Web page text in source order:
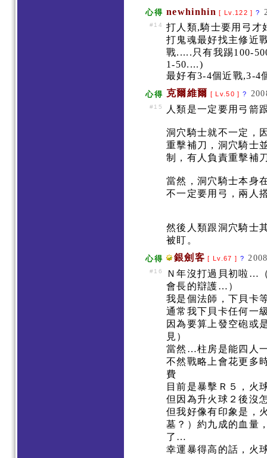
心得 newhinhin [ Lv.122 ] ?
#14
打人類,騎士要用弓
打鬼魂最好找主修近
戰.....只有我踢100-
1-50....)
最好有3-4個近戰,3-4
心得 克爾維爾 [ Lv.50 ]?
#15 人類是一定要用弓箭
洞穴騎士就不一定，
重擊補刀，洞穴騎士
制，有人負責重擊補
當然，洞穴騎士本身
不一定要用弓，兩人
然後人類跟洞穴騎士
被盯。
心得 銀劍客 [ Lv.67 ] ?
#16
Ｎ年沒打過貝初啦…
會長的辯護…）
我是個法師，下貝卡
通常我下貝卡任何一
因為要算上發空砲或
見）
當然…柱房是能四人
不然戰略上會花更多
費
目前是暴擊Ｒ５，火
但因為升火球２後沒
但我好像有印象是，
墓？）約九成的血量
了…
幸運暴得高的話，火